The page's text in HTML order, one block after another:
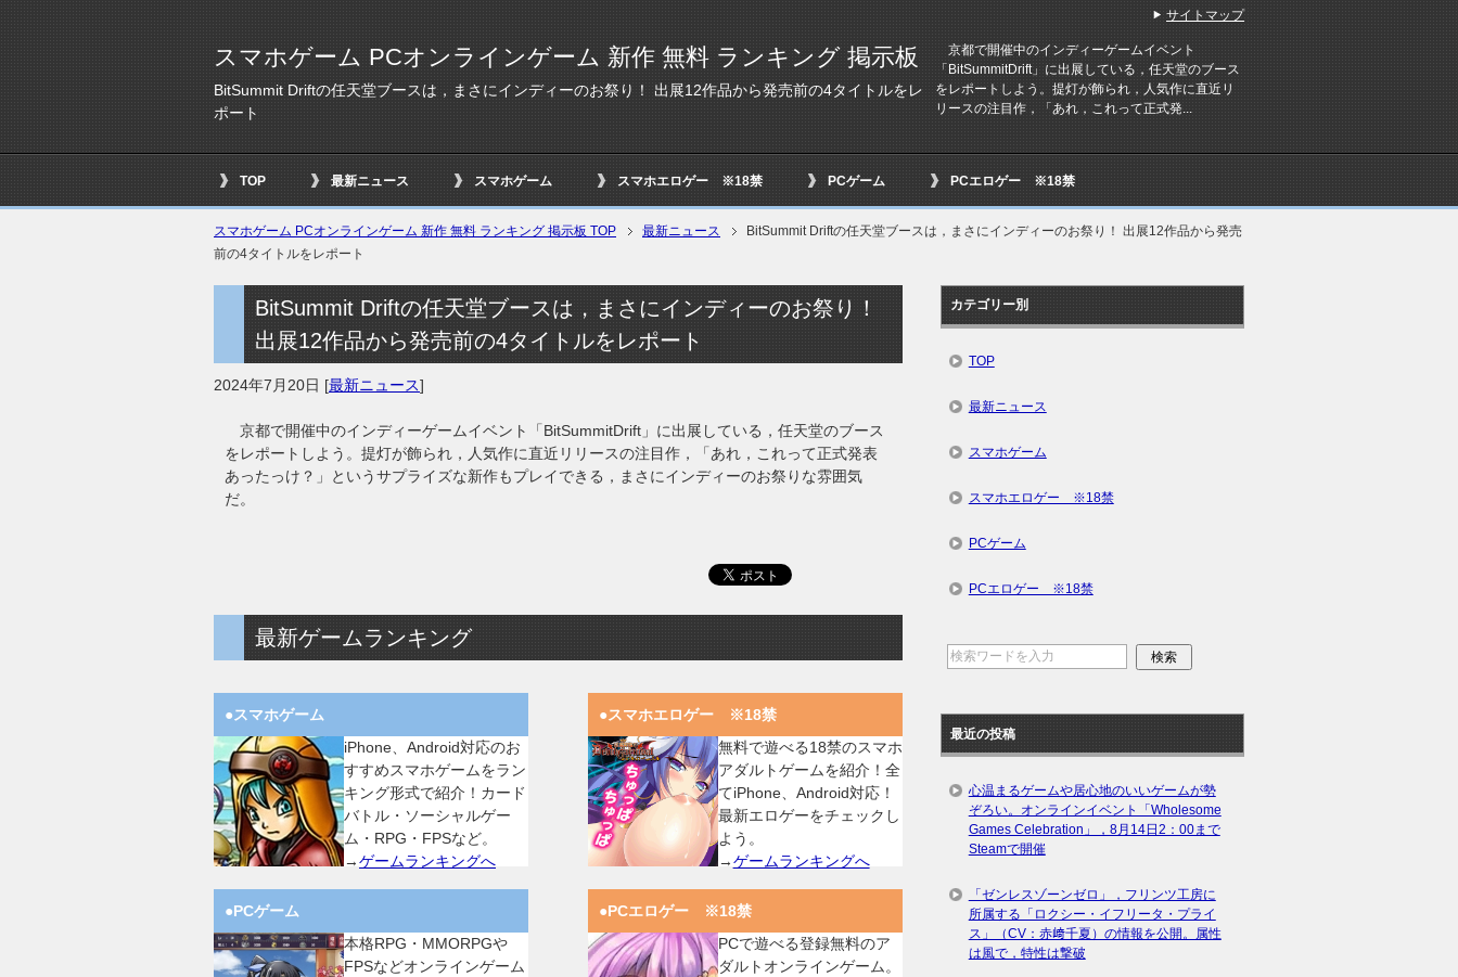
スマホゲーム PCオンラインゲーム 新作 無料 ランキング 掲示板
BitSummit Driftの任天堂ブースは，まさにインディーのお祭り！ 出展12作品から発売前の4タイトルをレ
ポート
京都で開催中のインディーゲームイベント
「BitSummitDrift」に出展している，任天堂のブース
をレポートしよう。提灯が飾られ，人気作に直近リ
リースの注目作，「あれ，これって正式発...
TOP 最新ニュース スマホゲーム スマホエロゲー ※18禁 PCゲーム PCエロゲー ※18禁
スマホゲーム PCオンラインゲーム 新作 無料 ランキング 掲示板 TOP 最新ニュース
BitSummit Driftの任天堂ブースは，まさにインディーのお祭り！ 出展12作品から発売
前の4タイトルをレポート
BitSummit Driftの任天堂ブースは，まさにインディーのお祭り！
出展12作品から発売前の4タイトルをレポート
2024年7月20日 [最新ニュース]
京都で開催中のインディーゲームイベント「BitSummitDrift」に出展している，任天堂のブース
をレポートしよう。提灯が飾られ，人気作に直近リリースの注目作，「あれ，これって正式発表
あったっけ？」というサプライズな新作もプレイできる，まさにインディーのお祭りな雰囲気
だ。
最新ゲームランキング
●スマホゲーム
iPhone、Android対応のお
すすめスマホゲームをラン
キング形式で紹介！カード
バトル・ソーシャルゲー
ム・RPG・FPSなど。
→ゲームランキングへ
●スマホエロゲー ※18禁
無料で遊べる18禁のスマホ
アダルトゲームを紹介！全
てiPhone、Android対応！
最新エロゲーをチェックし
よう。
→ゲームランキングへ
●PCゲーム
本格RPG・MMORPGや
FPSなどオンラインゲーム
●PCエロゲー ※18禁
PCで遊べる登録無料のア
ダルトオンラインゲーム。
カテゴリー別
TOP
最新ニュース
スマホゲーム
スマホエロゲー ※18禁
PCゲーム
PCエロゲー ※18禁
最近の投稿
心温まるゲームや居心地のいいゲームが勢
ぞろい。オンラインイベント「Wholesome
Games Celebration」，8月14日2：00まで
Steamで開催
「ゼンレスゾーンゼロ」，フリンツ工房に
所属する「ロクシー・イフリータ・プライ
ス」（CV：赤﨑千夏）の情報を公開。属性
は風で，特性は撃破
サイトマップ